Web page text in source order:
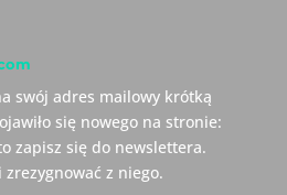
swój adres mailowy krótką
się nowego na stronie:
zapisz się do newslettera.
z niego.